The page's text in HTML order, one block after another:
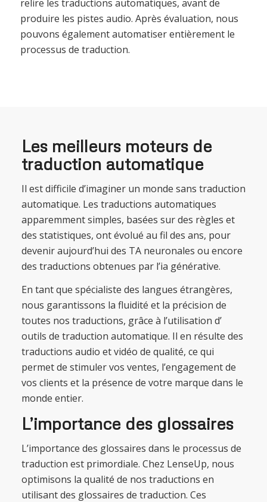
relire les traductions automatiques, avant de
produire les pistes audio. Après évaluation, nous
pouvons également automatiser entièrement le
processus de traduction.
Les meilleurs moteurs de
traduction automatique
Il est difficile d’imaginer un monde sans traduction
automatique. Les traductions automatiques
apparemment simples, basées sur des règles et
des statistiques, ont évolué au fil des ans, pour
devenir aujourd’hui des TA neuronales ou encore
des traductions obtenues par l’ia générative.
En tant que spécialiste des langues étrangères,
nous garantissons la fluidité et la précision de
toutes nos traductions, grâce à l’utilisation d’
outils de traduction automatique. Il en résulte des
traductions audio et vidéo de qualité, ce qui
permet de stimuler vos ventes, l’engagement de
vos clients et la présence de votre marque dans le
monde entier.
L’importance des glossaires
L’importance des glossaires dans le processus de
traduction est primordiale. Chez LenseUp, nous
optimisons la qualité de nos traductions en
utilisant des glossaires de traduction. Ces